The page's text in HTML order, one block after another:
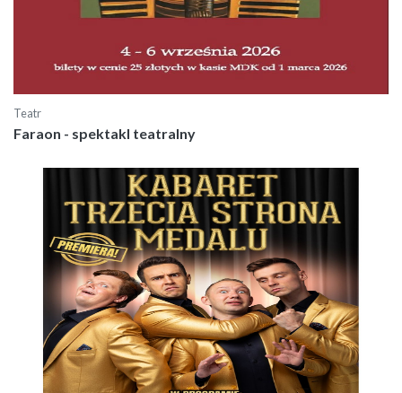
Teatr
Faraon - spektakl teatralny